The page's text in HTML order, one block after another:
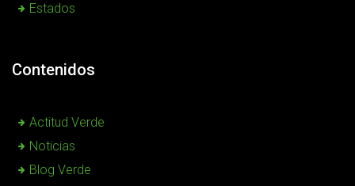
Estados
Contenidos
Actitud Verde
Noticias
Blog Verde